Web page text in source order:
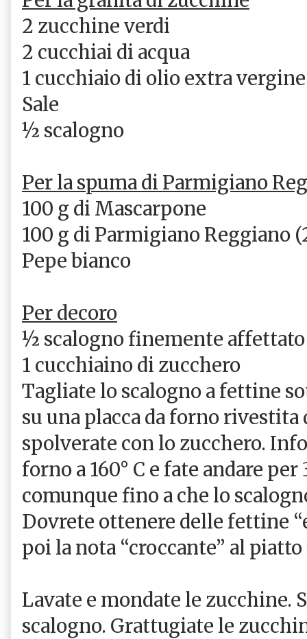
2 zucchine verdi
2 cucchiai di acqua
1 cucchiaio di olio extra
Sale
½ scalogno
Per la spuma di Parmigiano
100 g di Mascarpone
100 g di Parmigiano Reggiano
Pepe bianco
Per decoro
½ scalogno finemente affettato
1 cucchiaino di zucchero
Tagliate lo scalogno a fettine
su una placca da forno rivestita
spolverate con lo zucchero.
forno a 160° C e fate andare
comunque fino a che lo
Dovrete ottenere delle fettine
poi la nota “croccante” al
Lavate e mondate le zucchine.
scalogno. Grattugiate le